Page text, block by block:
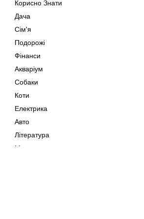
Корисно Знати
Дача
Сім'я
Подорожі
Фінанси
Акваріум
Собаки
Коти
Електрика
Авто
Література
Музика